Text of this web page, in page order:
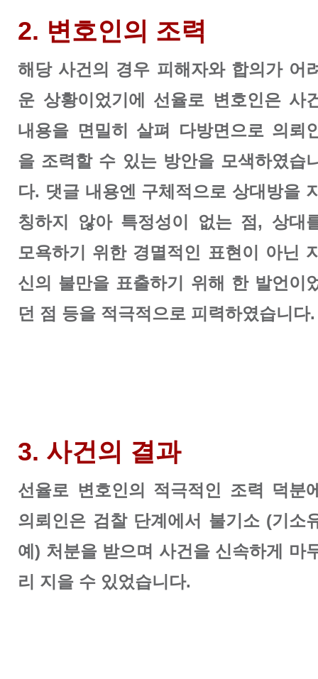
2. 변호인의 조력
해당 사건의 경우 피해자와 합의가 어
운 상황이었기에 선율로 변호인은 사
내용을 면밀히 살펴 다방면으로 의뢰
을 조력할 수 있는 방안을 모색하였습
다. 댓글 내용엔 구체적으로 상대방을
칭하지 않아 특정성이 없는 점, 상대
모욕하기 위한 경멸적인 표현이 아닌
신의 불만을 표출하기 위해 한 발언이
던 점 등을 적극적으로 피력하였습니
3. 사건의 결과
선율로 변호인의 적극적인 조력 덕분
의뢰인은 검찰 단계에서 불기소 (기소
예) 처분을 받으며 사건을 신속하게 마
리 지을 수 있었습니다.